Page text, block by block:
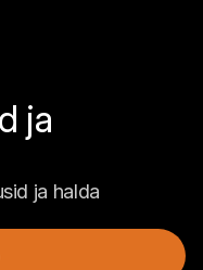
ja
ja halda